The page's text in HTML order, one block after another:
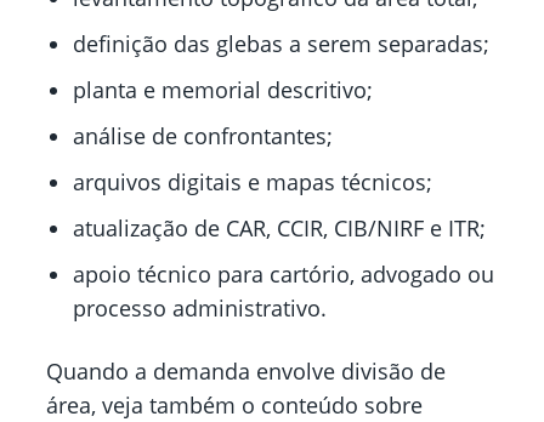
definição das glebas a serem separadas;
planta e memorial descritivo;
análise de confrontantes;
arquivos digitais e mapas técnicos;
atualização de CAR, CCIR, CIB/NIRF e ITR;
apoio técnico para cartório, advogado ou
processo administrativo.
Quando a demanda envolve divisão de
área, veja também o conteúdo sobre